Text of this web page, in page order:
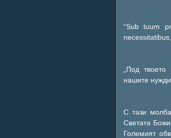
“Sub tuum
„Под
нашите
С тази
Светата
Големият